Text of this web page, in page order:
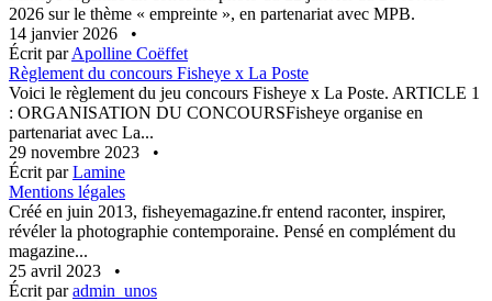
2026 sur le thème « empreinte », en partenariat avec MPB.
14 janvier 2026
•
Écrit parApolline Coëffet
Règlement du concours Fisheye x La Poste
Voici le règlement du jeu concours Fisheye x La Poste. ARTICLE 1
: ORGANISATION DU CONCOURSFisheye organise en
partenariat avec La...
29 novembre 2023
•
Écrit parLamine
Mentions légales
Créé en juin 2013, fisheyemagazine.fr entend raconter, inspirer,
révéler la photographie contemporaine. Pensé en complément du
magazine...
25 avril 2023
•
Écrit paradmin_unos